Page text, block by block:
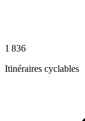
1 836
Itinéraires cyclables